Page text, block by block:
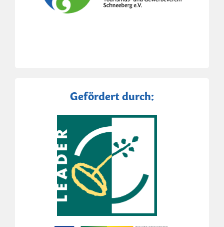
Gefördert durch: